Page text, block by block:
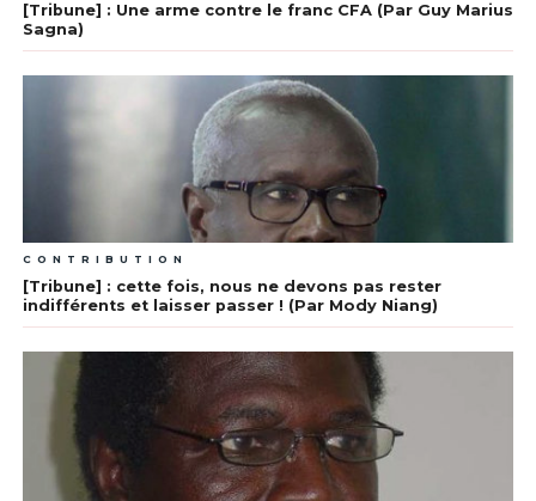
[Tribune] : Une arme contre le franc CFA (Par Guy Marius
Sagna)
CONTRIBUTION
[Tribune] : cette fois, nous ne devons pas rester
indifférents et laisser passer ! (Par Mody Niang)